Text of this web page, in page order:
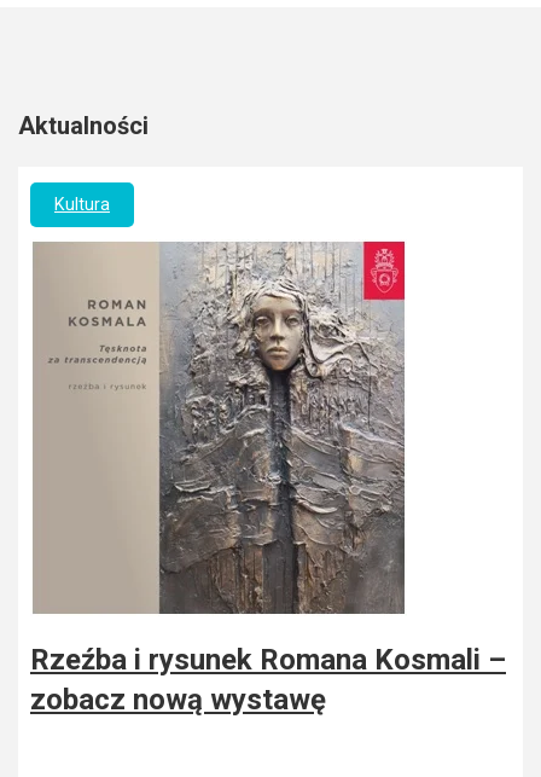
Aktualności
Rzeźba i rysunek Romana Kosmali –
zobacz nową wystawę
Kultura